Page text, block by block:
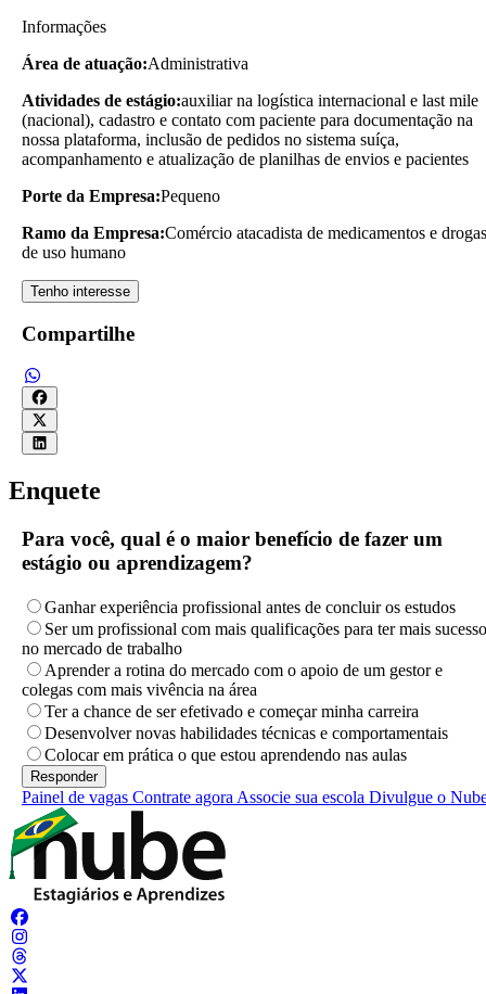
Informações
Área de atuação:Administrativa
Atividades de estágio:auxiliar na logística internacional e last mile
(nacional), cadastro e contato com paciente para documentação na
nossa plataforma, inclusão de pedidos no sistema suíça,
acompanhamento e atualização de planilhas de envios e pacientes
Porte da Empresa:Pequeno
Ramo da Empresa:Comércio atacadista de medicamentos e drogas
de uso humano
Tenho interesse
Compartilhe
Enquete
Para você, qual é o maior benefício de fazer um
estágio ou aprendizagem?
Ganhar experiência profissional antes de concluir os estudos
Ser um profissional com mais qualificações para ter mais sucesso
no mercado de trabalho
Aprender a rotina do mercado com o apoio de um gestor e
colegas com mais vivência na área
Ter a chance de ser efetivado e começar minha carreira
Desenvolver novas habilidades técnicas e comportamentais
Colocar em prática o que estou aprendendo nas aulas
Painel de vagas Contrate agora Associe sua escola Divulgue o